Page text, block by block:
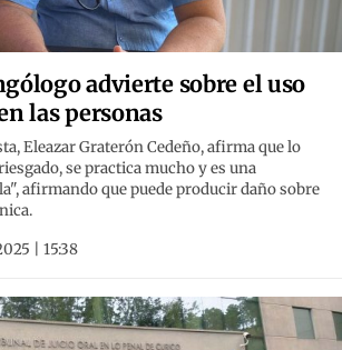
advierte sobre el uso
las personas
Eleazar Graterón Cedeño, afirma que lo
se practica mucho y es una
afirmando que puede producir daño sobre
| 15:38